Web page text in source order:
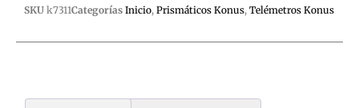
SKU k7311Categorías Inicio, Prismáticos Konus, Telémetros Konus